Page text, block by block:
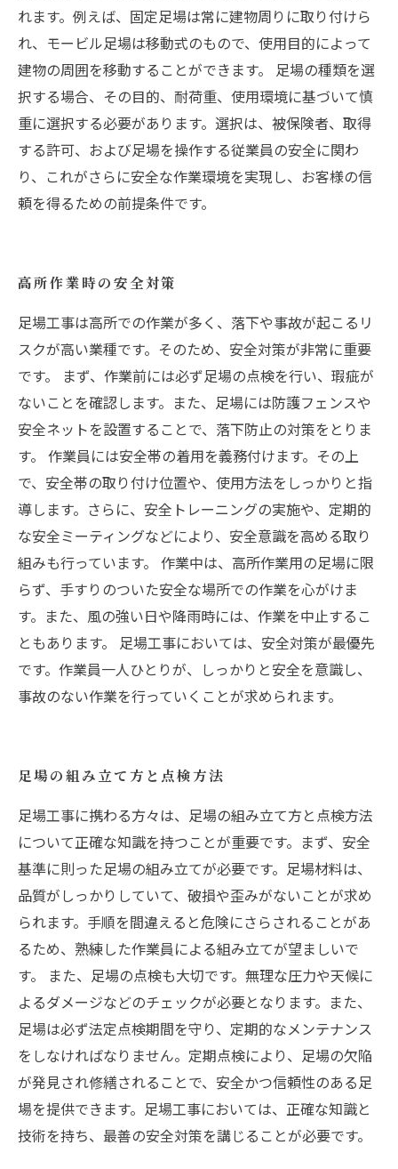
れます。例えば、固定足場は常に建物周りに取り付けら
れ、モービル足場は移動式のもので、使用目的によって
建物の周囲を移動することができます。 足場の種類を選
択する場合、その目的、耐荷重、使用環境に基づいて慎
重に選択する必要があります。選択は、被保険者、取得
する許可、および足場を操作する従業員の安全に関わ
り、これがさらに安全な作業環境を実現し、お客様の信
頼を得るための前提条件です。
高所作業時の安全対策
足場工事は高所での作業が多く、落下や事故が起こるリ
スクが高い業種です。そのため、安全対策が非常に重要
です。 まず、作業前には必ず足場の点検を行い、瑕疵が
ないことを確認します。また、足場には防護フェンスや
安全ネットを設置することで、落下防止の対策をとりま
す。 作業員には安全帯の着用を義務付けます。その上
で、安全帯の取り付け位置や、使用方法をしっかりと指
導します。さらに、安全トレーニングの実施や、定期的
な安全ミーティングなどにより、安全意識を高める取り
組みも行っています。 作業中は、高所作業用の足場に限
らず、手すりのついた安全な場所での作業を心がけま
す。また、風の強い日や降雨時には、作業を中止するこ
ともあります。 足場工事においては、安全対策が最優先
です。作業員一人ひとりが、しっかりと安全を意識し、
事故のない作業を行っていくことが求められます。
足場の組み立て方と点検方法
足場工事に携わる方々は、足場の組み立て方と点検方法
について正確な知識を持つことが重要です。まず、安全
基準に則った足場の組み立てが必要です。足場材料は、
品質がしっかりしていて、破損や歪みがないことが求め
られます。手順を間違えると危険にさらされることがあ
るため、熟練した作業員による組み立てが望ましいで
す。 また、足場の点検も大切です。無理な圧力や天候に
よるダメージなどのチェックが必要となります。また、
足場は必ず法定点検期間を守り、定期的なメンテナンス
をしなければなりません。定期点検により、足場の欠陥
が発見され修繕されることで、安全かつ信頼性のある足
場を提供できます。足場工事においては、正確な知識と
技術を持ち、最善の安全対策を講じることが必要です。